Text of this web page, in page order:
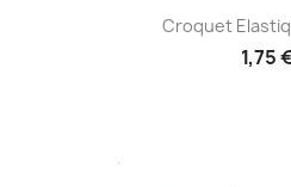
Croquet
1,75